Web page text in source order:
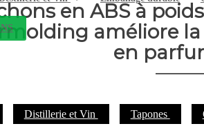
en ABS à
améliore
en
Distillerie et Vin Tapones